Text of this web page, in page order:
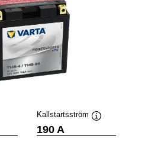
Kallstartsström
190 A